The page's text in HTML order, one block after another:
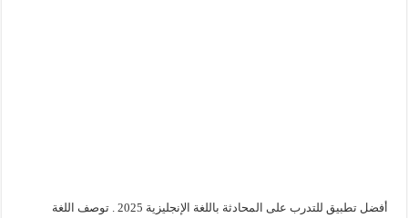
أفضل تطبيق للتدرب على المحادثة باللغة الإنجليزية 2025 . توصف اللغة